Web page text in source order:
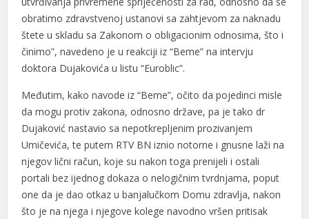
panel
panel
panel
Panel
obratimo zdravstvenoj ustanovi sa zahtjevom za naknadu
štete u skladu sa Zakonom o obligacionim odnosima, što i
činimo”, navedeno je u reakciji iz “Beme” na intervju
doktora Dujakovića u listu “Euroblic”.
Međutim, kako navode iz “Beme”, očito da pojedinci misle
da mogu protiv zakona, odnosno države, pa je tako dr
Dujaković nastavio sa nepotkrepljenim prozivanjem
Umičevića, te putem RTV BN iznio notorne i gnusne laži na
njegov lični račun, koje su nakon toga prenijeli i ostali
portali bez ijednog dokaza o nelogičnim tvrdnjama, poput
one da je dao otkaz u banjalučkom Domu zdravlja, nakon
što je na njega i njegove kolege navodno vršen pritisak